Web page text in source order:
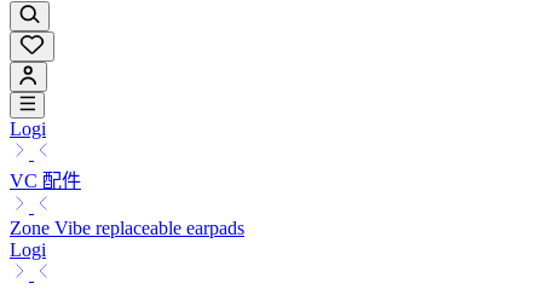
Logi
VC 配件
Zone Vibe replaceable earpads
Logi